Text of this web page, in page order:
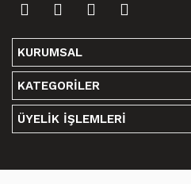
KURUMSAL
KATEGORİLER
ÜYELİK İŞLEMLERİ